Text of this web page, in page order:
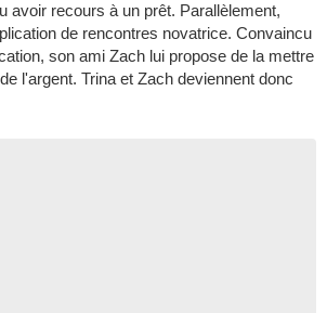
avoir recours à un prêt. Parallèlement,
de rencontres novatrice. Convaincu
son ami Zach lui propose de la mettre
l'argent. Trina et Zach deviennent donc